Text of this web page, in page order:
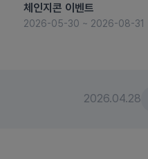
체인지콘 이벤트
2026-05-30 ~ 2026-08-31
2026.04.28